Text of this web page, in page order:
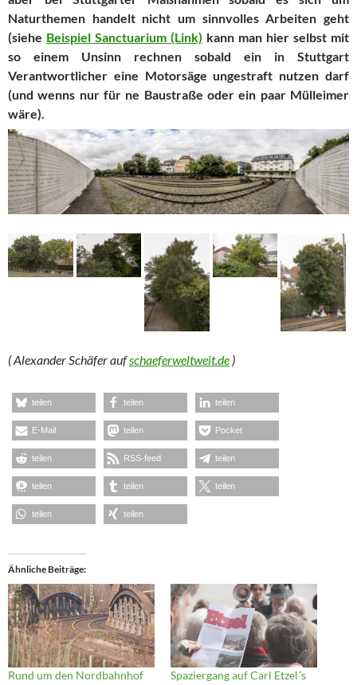
Naturthemen handelt nicht um sinnvolles Arbeiten geht
(siehe Beispiel Sanctuarium (Link) kann man hier selbst mit
so einem Unsinn rechnen sobald ein in Stuttgart
Verantwortlicher eine Motorsäge ungestraft nutzen darf
(und wenns nur für ne Baustraße oder ein paar Mülleimer
wäre).
( Alexander Schäfer aufschaeferweltweit.de )
teilen teilen teilen
E-Mail teilen Pocket
teilen RSS-feed teilen
teilen teilen teilen
teilen teilen
Ähnliche Beiträge
Rund um den Nordbahnhof
Spaziergang auf Carl Etzel´s